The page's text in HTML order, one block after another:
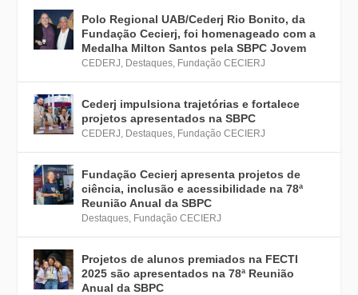
Polo Regional UAB/Cederj Rio Bonito, da
Fundação Cecierj, foi homenageado com a
Medalha Milton Santos pela SBPC Jovem
CEDERJ, Destaques, Fundação CECIERJ
Cederj impulsiona trajetórias e fortalece
projetos apresentados na SBPC
CEDERJ, Destaques, Fundação CECIERJ
Fundação Cecierj apresenta projetos de
ciência, inclusão e acessibilidade na 78ª
Reunião Anual da SBPC
Destaques, Fundação CECIERJ
Projetos de alunos premiados na FECTI
2025 são apresentados na 78ª Reunião
Anual da SBPC